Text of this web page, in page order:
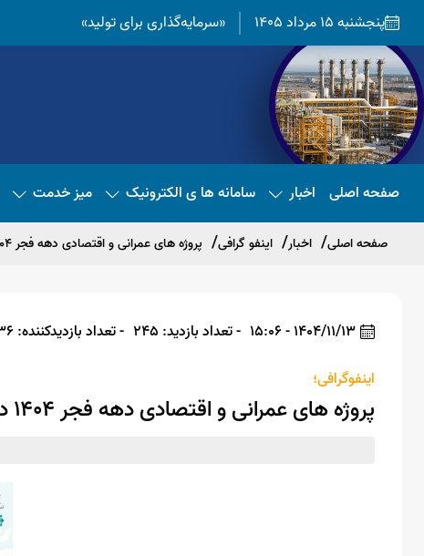
پنجشنبه 15 مرداد 1405 «سرمایه‌گذاری برای تولید»
صفحه اصلی اخبار سامانه ها ی الکترونیک میز خدمت
صفحه اصلی اخبار اینفو گرافی پروژه های عمرانی و اقتصادی دهه فجر ۱۴۰۴ در شهرستان دشتی
1404/11/13 - 15:06 - تعداد بازدید: 245 - تعداد بازدیدکننده: 236
اینفوگرافی؛
پروژه های عمرانی و اقتصادی دهه فجر ۱۴۰۴ در شهرستان دشتی